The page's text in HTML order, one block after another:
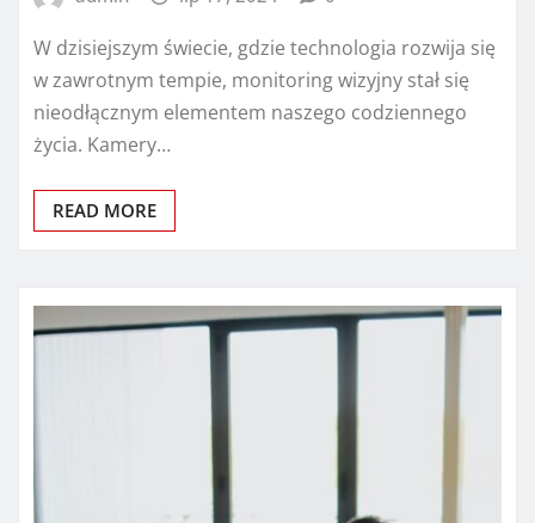
W dzisiejszym świecie, gdzie technologia rozwija się
w zawrotnym tempie, monitoring wizyjny stał się
nieodłącznym elementem naszego codziennego
życia. Kamery…
READ MORE